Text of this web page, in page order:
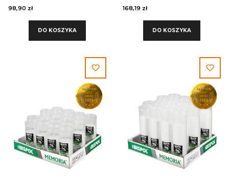
98,90 zł
DO KOSZYKA
168,19 zł
DO KOSZYKA